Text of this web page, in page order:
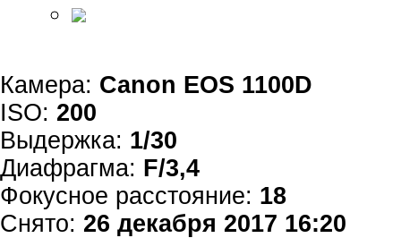
Камера: Canon EOS 1100D
ISO: 200
Выдержка: 1/30
Диафрагма: F/3,4
Фокусное расстояние: 18
Снято: 26 декабря 2017 16:20